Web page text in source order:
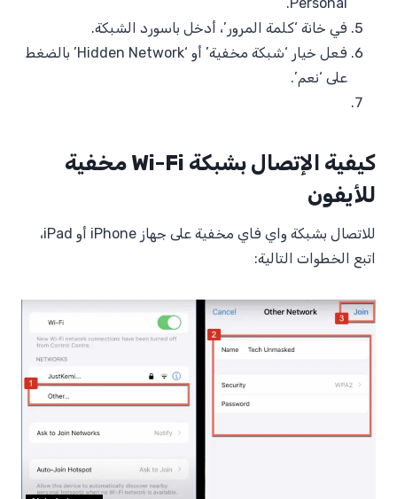
في خانة ‘كلمة المرور’، أدخل باسورد الشبكة.
فعل خيار ‘شبكة مخفية’ أو ‘Hidden Network’ بالضغط
على ‘نعم’.
كيفية الإتصال بشبكة Wi-Fi مخفية
للأيفون
للاتصال بشبكة واي فاي مخفية على جهاز iPhone أو iPad،
اتبع الخطوات التالية: